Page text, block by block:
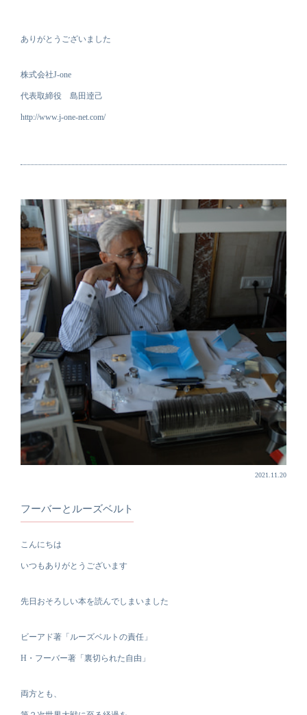
ありがとうございました
株式会社J-one
代表取締役 島田逹己
http://www.j-one-net.com/
2021.11.20
フーバーとルーズベルト
こんにちは
いつもありがとうございます
先日おそろしい本を読んでしまいました
ビーアド著「ルーズベルトの責任」
H・フーバー著「裏切られた自由」
両方とも、